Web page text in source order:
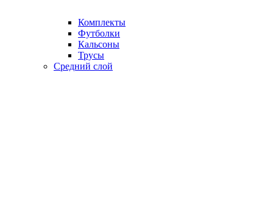
Комплекты
Футболки
Кальсоны
Трусы
Средний слой